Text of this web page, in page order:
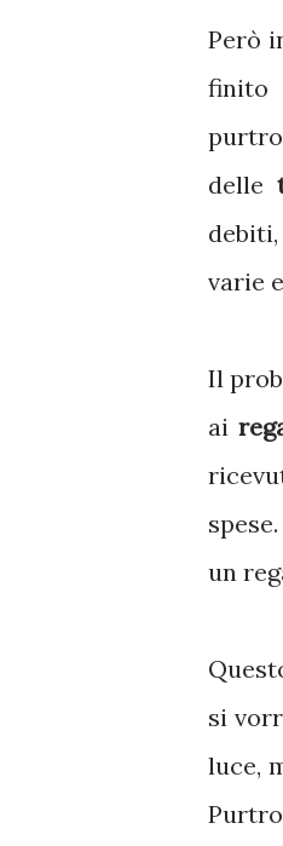
Però
finito
delle
varie
Il
ai
un
si
luce,